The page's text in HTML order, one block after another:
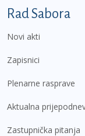
Podnožje
Rad Sabora
Novi akti
Zapisnici
Plenarne rasprave
Aktualna
Zastupnička pitanja